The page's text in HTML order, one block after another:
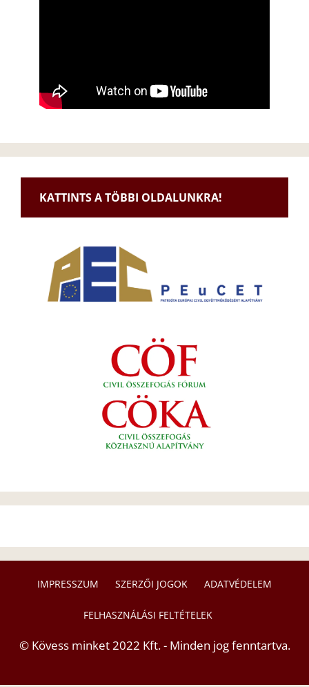
KATTINTS A TÖBBI OLDALUNKRA!
IMPRESSZUM SZERZŐI JOGOK ADATVÉDELEM
FELHASZNÁLÁSI FELTÉTELEK
© Kövess minket 2022 Kft. - Minden jog fenntartva.